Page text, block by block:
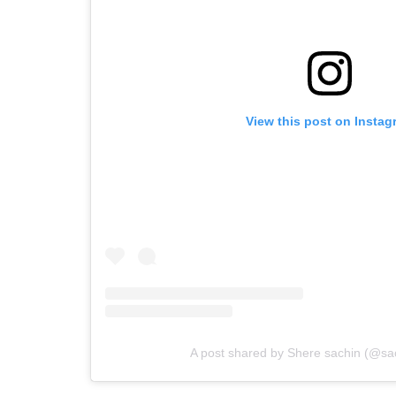
View this post on
A post shared by Shere sachin